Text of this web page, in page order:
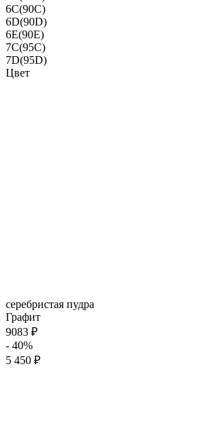
6C(90C)
6D(90D)
6E(90E)
7C(95C)
7D(95D)
Цвет
серебристая пудра
Графит
9083 ₽
- 40%
5 450 ₽